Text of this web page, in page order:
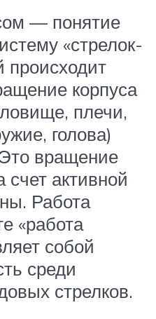
— понятие
«стрелок-
происходит
корпуса
плечи,
голова)
вращение
счет активной
Работа
«работа
собой
среди
стрелков.